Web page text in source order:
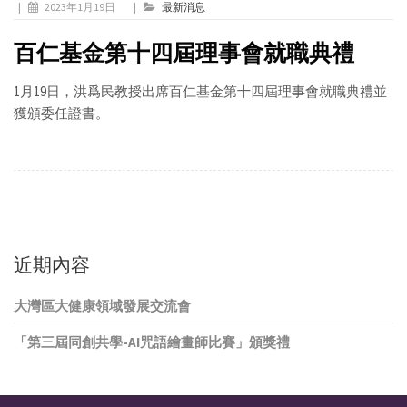
| 2023年1月19日 | 最新消息
百仁基金第十四屆理事會就職典禮
1月19日，洪爲民教授出席百仁基金第十四屆理事會就職典禮並
獲頒委任證書。
近期內容
大灣區大健康領域發展交流會
「第三屆同創共學-AI咒語繪畫師比賽」頒獎禮